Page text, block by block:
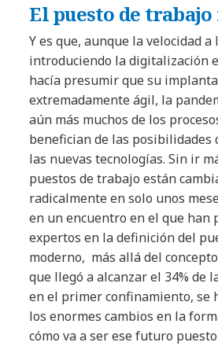
El puesto de
Y es que, aunque la velocidad a
introduciendo la digitalización
hacía presumir que su
extremadamente ágil, la
aún más muchos de los
benefician de las posibilidades
las nuevas tecnologías. Sin ir
puestos de trabajo están
radicalmente en solo unos
en un encuentro en el que han
expertos en la definición del
moderno, más allá del
que llegó a alcanzar el 34% de
en el primer confinamiento, se
los enormes cambios en la
cómo va a ser ese futuro